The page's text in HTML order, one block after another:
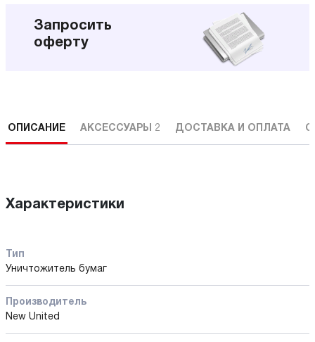
Запросить
оферту
ОПИСАНИЕ АКСЕССУАРЫ 2 ДОСТАВКА И ОПЛАТА
Характеристики
Тип
Уничтожитель бумаг
Производитель
New United